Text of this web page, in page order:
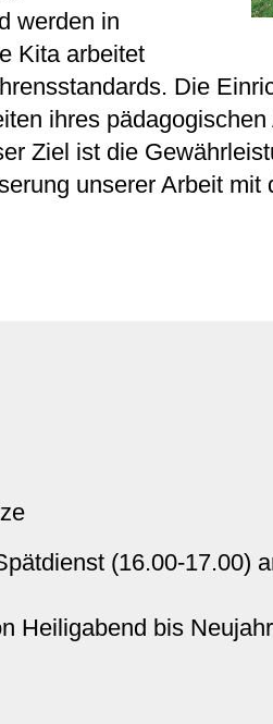
werden in
Kita arbeitet
Die
ihres
Ziel ist die
unserer Arbeit mit
(16.00-17.00)
Heiligabend bis